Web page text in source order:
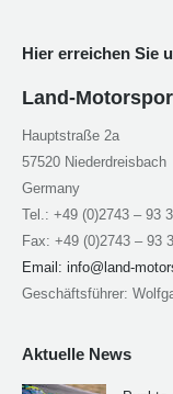
Hier erreichen Sie
Land-
Hauptstraße 2a
57520 Niederdreisbach
Germany
Tel.: +49 (0)2743 – 93
Fax: +49 (0)2743 – 93
Email: info@land-
Geschäftsführer:
Aktuelle News